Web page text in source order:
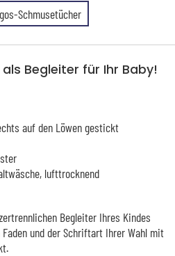
Schmusetücher
Begleiter für Ihr Baby!
auf den Löwen gestickt
lufttrocknend
Begleiter Ihres Kindes
und der Schriftart Ihrer Wahl mit